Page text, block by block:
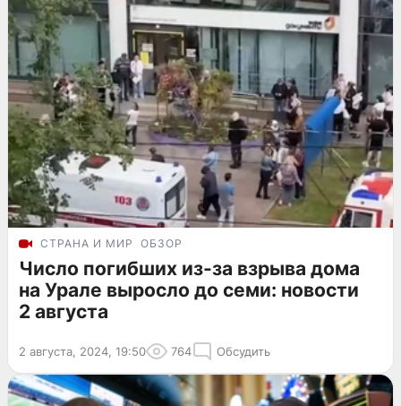
СТРАНА И МИР ОБЗОР
Число погибших из-за взрыва дома
на Урале выросло до семи: новости
2 августа
2 августа, 2024, 19:50 764 Обсудить